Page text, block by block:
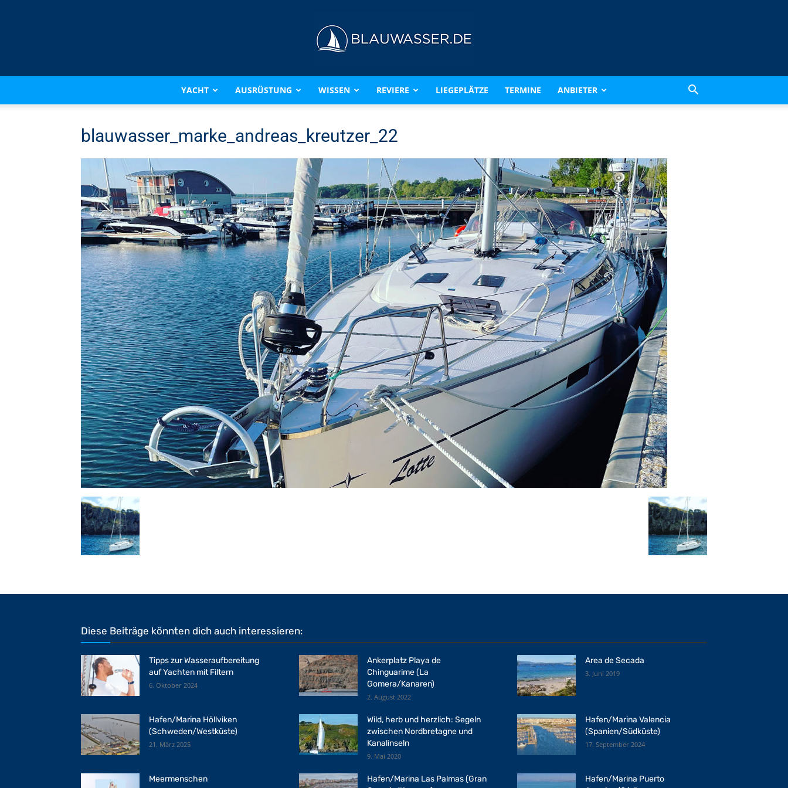
BLAUWASSER.DE
YACHT AUSRÜSTUNG WISSEN REVIERE LIEGEPLÄTZE TERMINE ANBIETER
blauwasser_marke_andreas_kreutzer_22
Diese Beiträge könnten dich auch interessieren:
Tipps zur Wasseraufbereitung
auf Yachten mit Filtern
6. Oktober 2024
Ankerplatz Playa de
Chinguarime (La
Gomera/Kanaren)
2. August 2022
Area de Secada
3. Juni 2019
Hafen/Marina Höllviken
(Schweden/Westküste)
21. März 2025
Wild, herb und herzlich: Segeln
zwischen Nordbretagne und
Kanalinseln
9. Mai 2020
Hafen/Marina Valencia
(Spanien/Südküste)
17. September 2024
Meermenschen
Hafen/Marina Las Palmas (Gran
Hafen/Marina Puerto